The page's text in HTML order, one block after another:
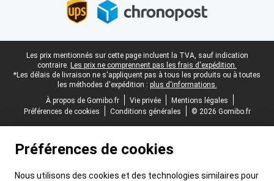
Pied-de-page légal
Les prix mentionnés sur cette page incluent la TVA, sauf indication
contraire. Les prix ne comprennent pas les frais d'expédition.
*Les délais de livraison ne s'appliquent pas à tous les produits ou à toutes
les méthodes d'expédition : plus d'informations.
À propos de Gomibo.fr
Vie privée
Mentions légales
Préférences de cookies
Conditions générales © 2026 Gomibo.fr
Préférences de cookies
Nous utilisons des cookies et des technologies similaires pour